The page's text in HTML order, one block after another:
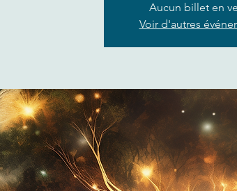
Aucun billet en
Voir d'autres